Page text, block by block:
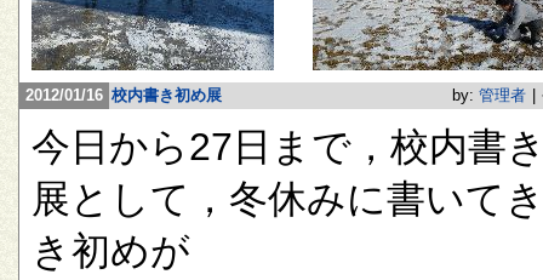
2012/01/16 校内書き初め展 by: 管理者
今日から27日まで，校内書
展として，冬休みに書いて
き初めが